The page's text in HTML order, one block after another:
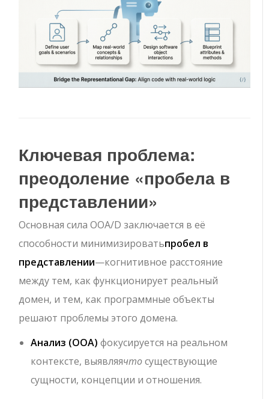
Ключевая проблема:
преодоление «пробела в
представлении»
Основная сила OOA/D заключается в её
способности минимизироватьпробел в
представлении—когнитивное расстояние
между тем, как функционирует реальный
домен, и тем, как программные объекты
решают проблемы этого домена.
Анализ (OOA) фокусируется на реальном
контексте, выявляячтосуществующие
сущности, концепции и отношения.